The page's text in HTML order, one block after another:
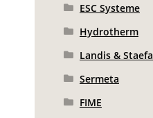
ESC Systeme
Hydrotherm
Landis & Staefa
Sermeta
FIME